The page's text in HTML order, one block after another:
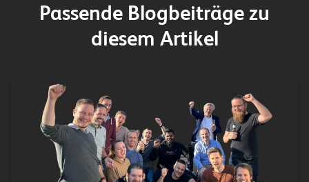
Passende Blogbeiträge zu
diesem Artikel